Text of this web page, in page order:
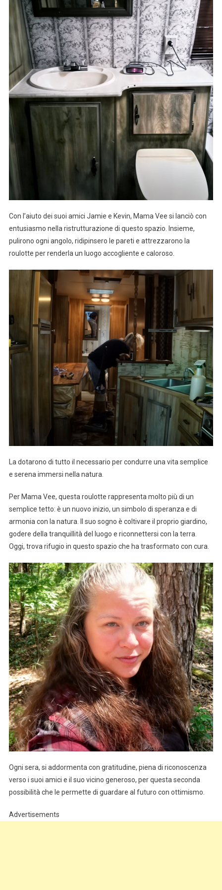
Con l’aiuto dei suoi amici Jamie e Kevin, Mama Vee si lanciò con
entusiasmo nella ristrutturazione di questo spazio. Insieme,
pulirono ogni angolo, ridipinsero le pareti e attrezzarono la
roulotte per renderla un luogo accogliente e caloroso.
La dotarono di tutto il necessario per condurre una vita semplice
e serena immersi nella natura.
Per Mama Vee, questa roulotte rappresenta molto più di un
semplice tetto: è un nuovo inizio, un simbolo di speranza e di
armonia con la natura. Il suo sogno è coltivare il proprio giardino,
godere della tranquillità del luogo e riconnettersi con la terra.
Oggi, trova rifugio in questo spazio che ha trasformato con cura.
Ogni sera, si addormenta con gratitudine, piena di riconoscenza
verso i suoi amici e il suo vicino generoso, per questa seconda
possibilità che le permette di guardare al futuro con ottimismo.
Advertisements